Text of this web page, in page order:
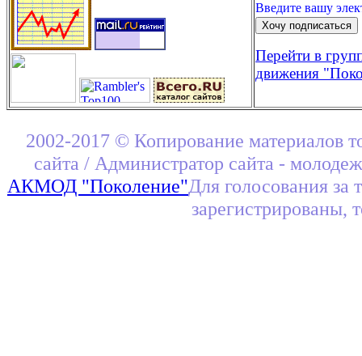
Введите вашу
Перейти в
движения
2002-2017 © Копирование материалов
сайта / Администратор сайта -
АКМОД "Поколение"Для голосования за
зарегистрированы,